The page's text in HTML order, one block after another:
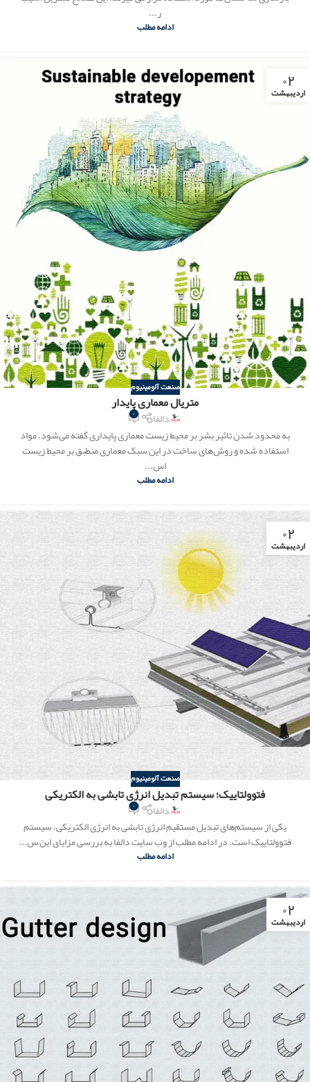
ر...
ادامه مطلب
۰۲
اردیبهشت
صنعت آلومینیوم
متریال معماری پایدار
دالفا ۰
به محدود شدن تاثیر بشر بر محیط زیست معماری پایداری گفته می‌شود. مواد
استفاده شده و روش‌های ساخت در این سبک معماری منطبق بر محیط زیست
اس...
ادامه مطلب
۰۲
اردیبهشت
صنعت آلومینیوم
فتوولتاییک؛ سیستم تبدیل انرژی تابشی به الکتریکی
دالفا ۰
یکی از سیستم‌های تبدیل مستقیم انرژی تابشی به انرژی الکتریکی، سیستم
فتوولتاییک است. در ادامه مطلب از وب سایت دالفا به بررسی مزایای این س...
ادامه مطلب
۰۲
اردیبهشت